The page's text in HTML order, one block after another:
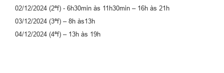
02/12/2024 (2ªf) - 6h30min às 11h30min – 16h às 21h
03/12/2024 (3ªf) – 8h às13h
04/12/2024 (4ªf) – 13h às 19h